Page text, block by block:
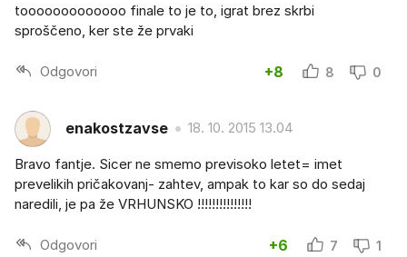
tooooooooooooo finale to je to, igrat brez skrbi
sproščeno, ker ste že prvaki
Odgovori +8 8 0
enakostzavse 18. 10. 2015 13.04
Bravo fantje. Sicer ne smemo previsoko letet= imet
prevelikih pričakovanj- zahtev, ampak to kar so do sedaj
naredili, je pa že VRHUNSKO !!!!!!!!!!!!!!!
Odgovori +6 7 1